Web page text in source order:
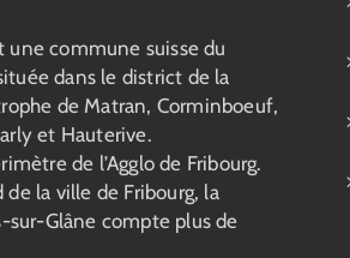
une commune suisse du
dans le district de la
de Matran, Corminboeuf,
et Hauterive.
de l’Agglo de Fribourg.
de la ville de Fribourg, la
Glâne compte plus de